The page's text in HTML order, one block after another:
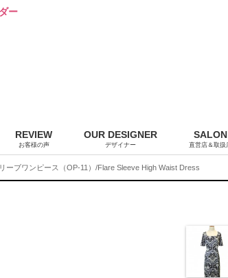
ー
REVIEW
お客様の声
OUR DESIGNER
デザイナー
SALON
直営店＆取扱
ーブワンピース（OP-11）/Flare Sleeve High Waist Dress